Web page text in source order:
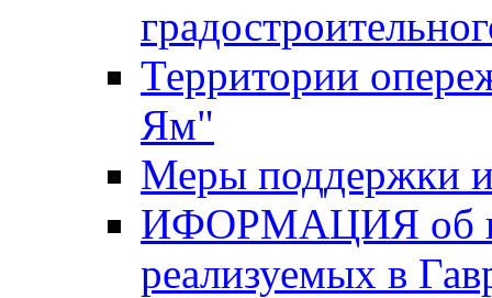
Территории
Ям"
Меры поддержки
ИФОРМАЦИЯ об
реализуемых в